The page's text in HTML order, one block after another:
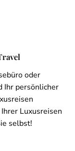
oder
Ihr persönlicher
Luxusreisen
selbst!